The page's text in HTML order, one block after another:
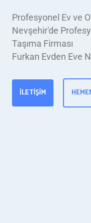
Profesyonel Ev ve
Nevşehir'de
Taşıma Firması
Furkan Evden Eve
İLETIŞIM